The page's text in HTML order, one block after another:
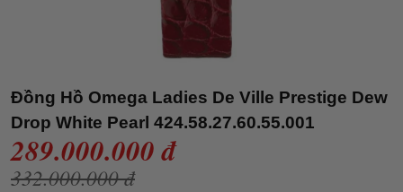
Đồng Hồ Omega Ladies De Ville Prestige Dew
Drop White Pearl 424.58.27.60.55.001
289.000.000 đ
332.000.000 đ